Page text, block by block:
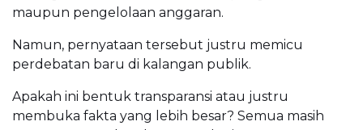
maupun pengelolaan anggaran.
Namun, pernyataan tersebut justru memicu
perdebatan baru di kalangan publik.
Apakah ini bentuk transparansi atau justru
membuka fakta yang lebih besar? Semua masih